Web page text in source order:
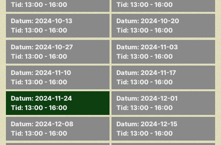
Tid: 13:00 - 16:00
Tid: 13:00 - 16:00
Datum: 2024-10-13
Tid: 13:00 - 16:00
Datum: 2024-10-20
Tid: 13:00 - 16:00
Datum: 2024-10-27
Tid: 13:00 - 16:00
Datum: 2024-11-03
Tid: 13:00 - 16:00
Datum: 2024-11-10
Tid: 13:00 - 16:00
Datum: 2024-11-17
Tid: 13:00 - 16:00
Datum: 2024-11-24
Tid: 13:00 - 16:00
Datum: 2024-12-01
Tid: 13:00 - 16:00
Datum: 2024-12-08
Tid: 13:00 - 16:00
Datum: 2024-12-15
Tid: 13:00 - 16:00